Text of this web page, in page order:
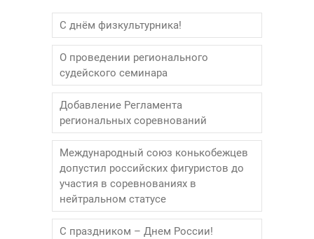
С днём физкультурника!
О проведении регионального
судейского семинара
Добавление Регламента
региональных соревнований
Международный союз конькобежцев
допустил российских фигуристов до
участия в соревнованиях в
нейтральном статусе
С праздником – Днем России!